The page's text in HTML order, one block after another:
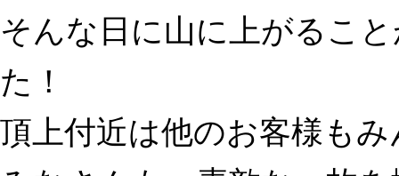
そんな日に山に上がるこ
た！
頂上付近は他のお客様も